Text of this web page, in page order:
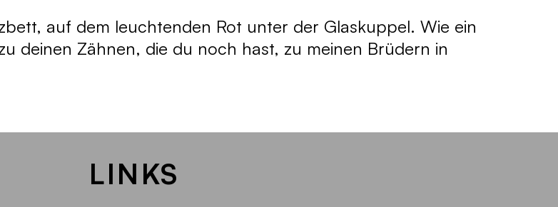
auf dem leuchtenden Rot unter der Glaskuppel. Wie ein
deinen Zähnen, die du noch hast, zu meinen Brüdern in
LINKS